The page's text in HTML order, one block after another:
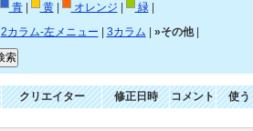
青| 黄| オレンジ 緑|
2カラム-左メニュー 3カラム »その他|
クリエイター 修正日時 コメント 使う